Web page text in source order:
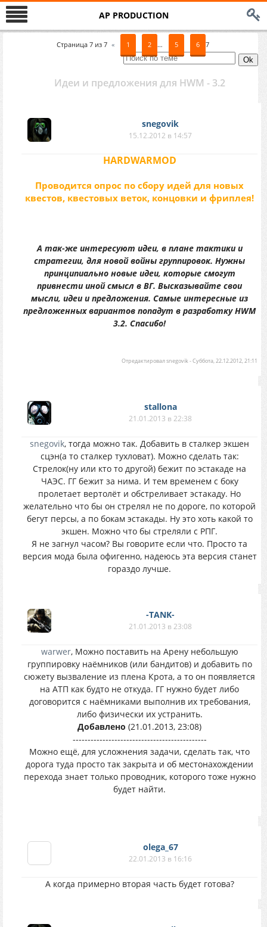
AP PRODUCTION
Страница 7из 7 « 1 2 … 5 6 7
Идеи и предложения для HWM - 3.2
snegovik
15.12.2012 в 14:57
HARDWARMOD
Проводится опрос по сбору идей для новых
квестов, квестовых веток, концовки и фриплея!
А так-же интересуют идеи, в плане тактики и
стратегии, для новой войны группировок. Нужны
принципиально новые идеи, которые смогут
привнести иной смысл в ВГ. Высказывайте свои
мысли, идеи и предложения. Самые интересные из
предложенных вариантов попадут в разработку HWM
3.2. Спасибо!
Отредактировалsnegovik-Суббота, 22.12.2012, 21:11
stallona
21.01.2013 в 22:38
snegovik, тогда можно так. Добавить в сталкер экшен
сцэн(а то сталкер тухловат). Можно сделать так:
Стрелок(ну или кто то другой) бежит по эстакаде на
ЧАЭС. ГГ бежит за нима. И тем временем с боку
пролетает вертолёт и обстреливает эстакаду. Но
желательно что бы он стрелял не по дороге, по которой
бегут персы, а по бокам эстакады. Ну это хоть какой то
экшен. Можно что бы стреляли с РПГ.
Я не загнул часом? Вы говорите если что. Просто та
версия мода была офигенно, надеюсь эта версия станет
гораздо лучше.
-TANK-
21.01.2013 в 23:08
warwer, Можно поставить на Арену небольшую
группировку наёмников (или бандитов) и добавить по
сюжету вызваление из плена Крота, а то он появляется
на АТП как будто не откуда. ГГ нужно будет либо
договорится с наёмниками выполнив их требования,
либо физически их устранить.
Добавлено (21.01.2013, 23:08)
---------------------------------------------
Можно ещё, для усложнения задачи, сделать так, что
дорога туда просто так закрыта и об местонахождении
перехода знает только проводник, которого тоже нужно
будет найти.
olega_67
22.01.2013 в 16:16
А когда примерно вторая часть будет готова?